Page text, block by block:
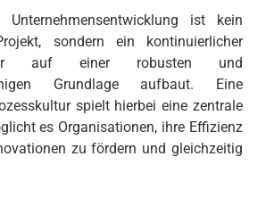
Unternehmensentwicklung ist kein
sondern ein kontinuierlicher
auf einer robusten und
Grundlage aufbaut. Eine
spielt hierbei eine zentrale
es Organisationen, ihre Effizienz
zu fördern und gleichzeitig